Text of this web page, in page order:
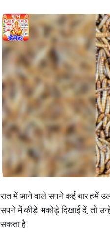
रात में आने वाले सपने कई बार हमें
सपने में कीड़े-मकोड़े दिखाई दें, तो
सकता है.